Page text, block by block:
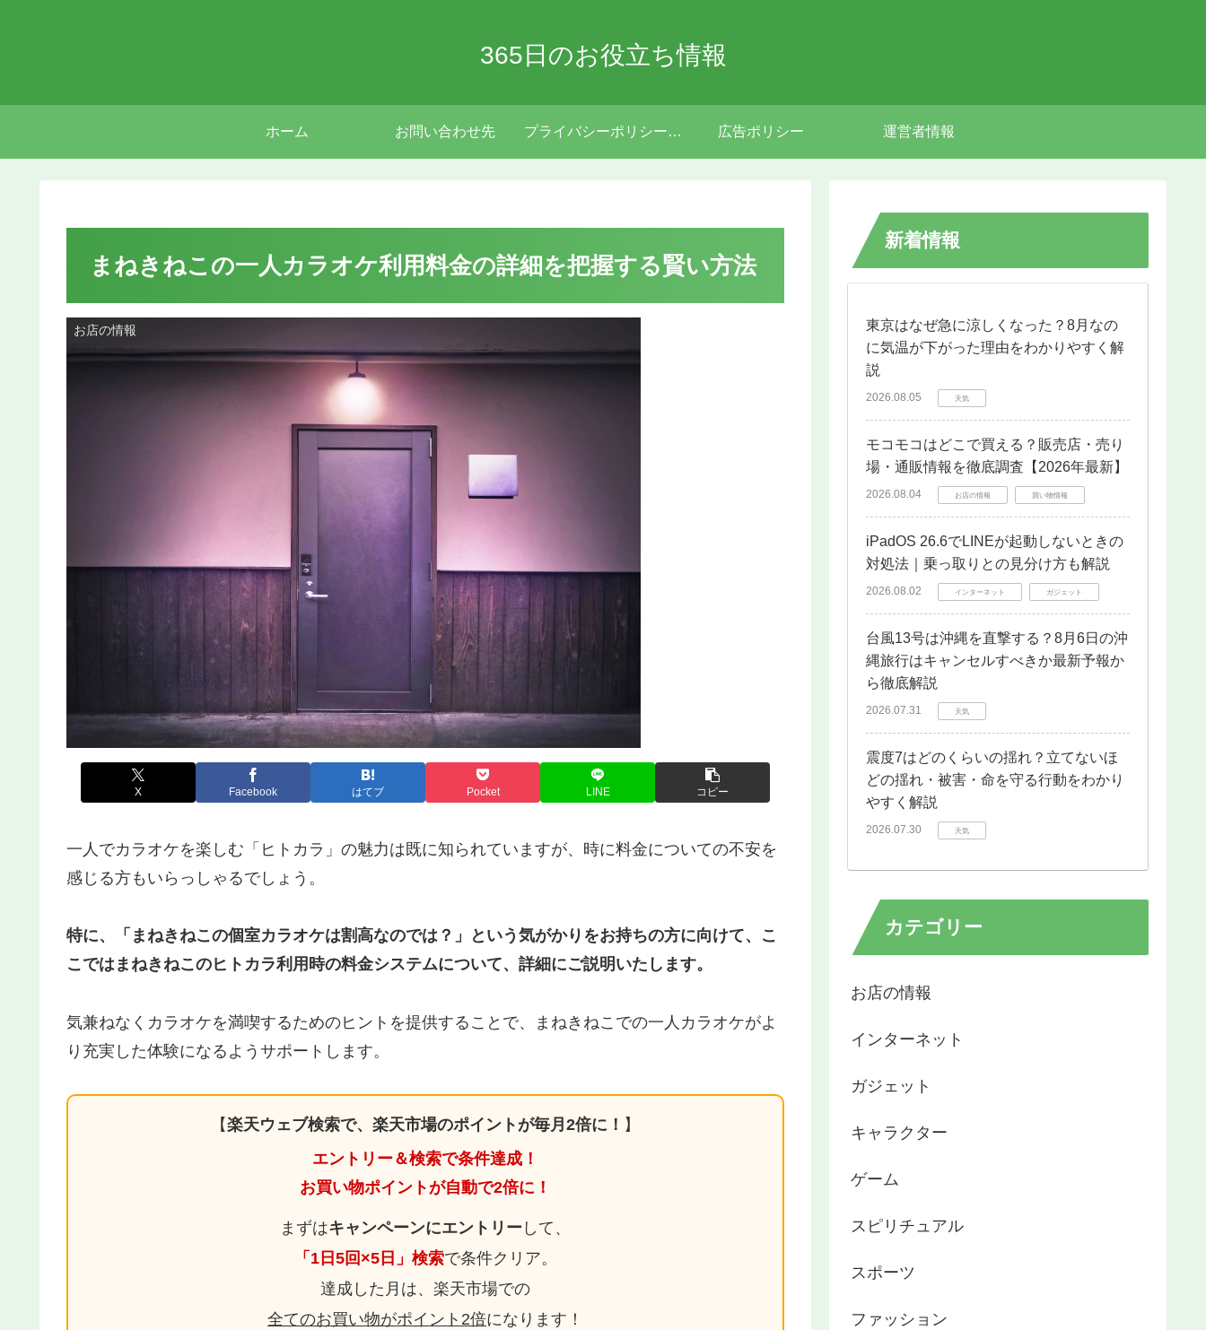
365日のお役立ち情報
ホーム お問い合わせ先 プライバシーポリシー・免責事項 広告ポリシー 運営者情報
まねきねこの一人カラオケ利用料金の詳細を把握する賢い方法
お店の情報
X Facebook はてブ Pocket LINE コピー
一人でカラオケを楽しむ「ヒトカラ」の魅力は既に知られていますが、時に料金についての不安を
感じる方もいらっしゃるでしょう。
特に、「まねきねこの個室カラオケは割高なのでは？」という気がかりをお持ちの方に向けて、こ
こではまねきねこのヒトカラ利用時の料金システムについて、詳細にご説明いたします。
気兼ねなくカラオケを満喫するためのヒントを提供することで、まねきねこでの一人カラオケがよ
り充実した体験になるようサポートします。
【楽天ウェブ検索で、楽天市場のポイントが毎月2倍に！ 】
エントリー＆検索で条件達成！
お買い物ポイントが自動で2倍に！
まずはキャンペーンにエントリー して、
「1日5回×5日」検索で条件クリア。
達成した月は、楽天市場での
全てのお買い物がポイント2倍になります！
新着情報
東京はなぜ急に涼しくなった？8月なの
に気温が下がった理由をわかりやすく解
説
2026.08.05 天気
モコモコはどこで買える？販売店・売り
場・通販情報を徹底調査【2026年最新】
2026.08.04 お店の情報 買い物情報
iPadOS 26.6でLINEが起動しないときの
対処法｜乗っ取りとの見分け方も解説
2026.08.02 インターネット ガジェット
台風13号は沖縄を直撃する？8月6日の沖
縄旅行はキャンセルすべきか最新予報か
ら徹底解説
2026.07.31 天気
震度7はどのくらいの揺れ？立てないほ
どの揺れ・被害・命を守る行動をわかり
やすく解説
2026.07.30 天気
カテゴリー
お店の情報
インターネット
ガジェット
キャラクター
ゲーム
スピリチュアル
スポーツ
ファッション